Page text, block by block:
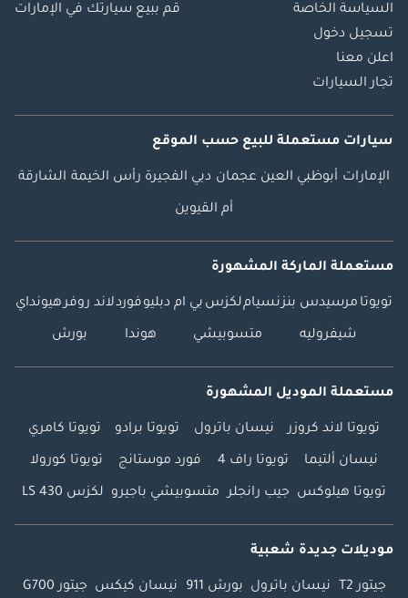
السياسة الخاصة
تسجيل دخول
اعلن معنا
تجار السيارات
قم ببيع سيارتك في الإمارات
سيارات مستعملة للبيع حسب الموقع
الإمارات أبوظبي العين عجمان دبي الفجيرة رأس الخيمة الشارقة
أم القيوين
مستعملة الماركة المشهورة
تويوتا مرسيدس بنزنسياملكزس بي ام دبليوفوردلاند روفرهيونداي
شيفروليه متسوبيشي هوندا بورش
مستعملة الموديل المشهورة
تويوتا لاند كروزر نيسان باترول تويوتا برادو تويوتا كامري
نيسان ألتيما تويوتا راف 4 فورد موستانج تويوتا كورولا
تويوتا هيلوكس جيب رانجلر متسوبيشي باجيرو لكزس LS 430
موديلات جديدة شعبية
جيتور T2 نيسان باترول بورش 911 نيسان كيكس جيتور G700